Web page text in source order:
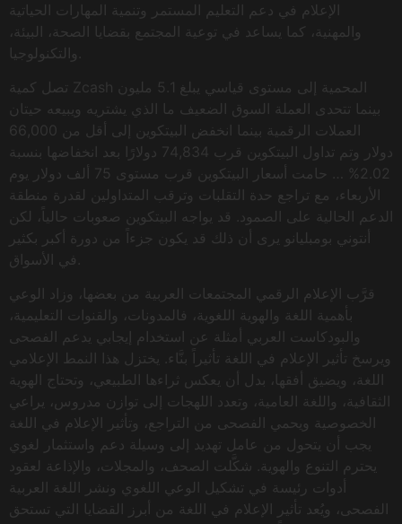
الإعلام في دعم التعليم المستمر وتنمية المهارات الحياتية
والمهنية، كما يساعد في توعية المجتمع بقضايا الصحة، البيئة،
تصل كمية Zcash المحمية إلى مستوى قياسي يبلغ 5.1 مليون
بينما تتحدى العملة السوق الضعيف ما الذي يشتريه ويبيعه حيتان
العملات الرقمية بينما انخفض البيتكوين إلى أقل من 66,000
دولار وتم تداول البيتكوين قرب 74,834 دولارًا بعد انخفاضها بنسبة
2.02% … حامت أسعار البيتكوين قرب مستوى 75 ألف دولار يوم
الأربعاء، مع تراجع حدة التقلبات وترقب المتداولين لقدرة منطقة
الدعم الحالية على الصمود. قد يواجه البيتكوين صعوبات حالياً، لكن
أنتوني بومبليانو يرى أن ذلك قد يكون جزءاً من دورة أكبر بكثير
قرَّب الإعلام الرقمي المجتمعات العربية من بعضها، وزاد الوعي
بأهمية اللغة والهوية اللغوية، فالمدونات، والقنوات التعليمية،
والبودكاست العربي أمثلة عن استخدام إيجابي يدعم الفصحى
ويرسخ تأثير الإعلام في اللغة تأثيراً بنَّاء. يختزل هذا النمط الإعلامي
اللغة، ويضيق أفقها، بدل أن يعكس ثراءها الطبيعي، وتحتاج الهوية
الثقافية، واللغة العامية، وتعدد اللهجات إلى توازن مدروس، يراعي
الخصوصية ويحمي الفصحى من التراجع، وتأثير الإعلام في اللغة
يجب أن يتحول من عامل تهديد إلى وسيلة دعم واستثمار لغوي
يحترم التنوع والهوية. شكَّلت الصحف، والمجلات، والإذاعة لعقود
أدوات رئيسة في تشكيل الوعي اللغوي ونشر اللغة العربية
الفصحى، ويُعد تأثير الإعلام في اللغة من أبرز القضايا التي تستحق